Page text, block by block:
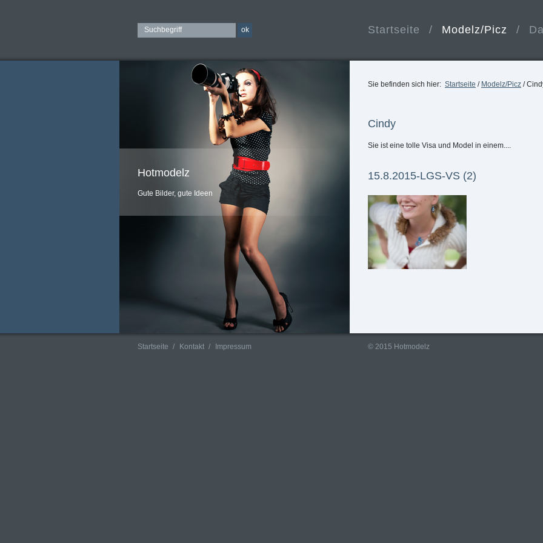
Startseite / Modelz/Picz /
Hotmodelz
Gute Bilder, gute Ideen
Sie befinden sich hier: Startseite / Modelz/Picz /
Cindy
Sie ist eine tolle Visa und Model in einem....
15.8.2015-LGS-VS (2)
Startseite Kontakt Impressum © 2015 Hotmodelz